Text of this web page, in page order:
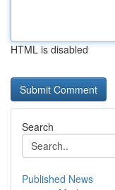
HTML is disabled
Search
Published News